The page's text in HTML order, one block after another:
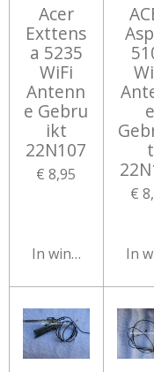
Acer
Exttens
a 5235
WiFi
Antenn
e Gebru
ikt
22N107
€ 8,95
In winkelwagen
e
t
€
In